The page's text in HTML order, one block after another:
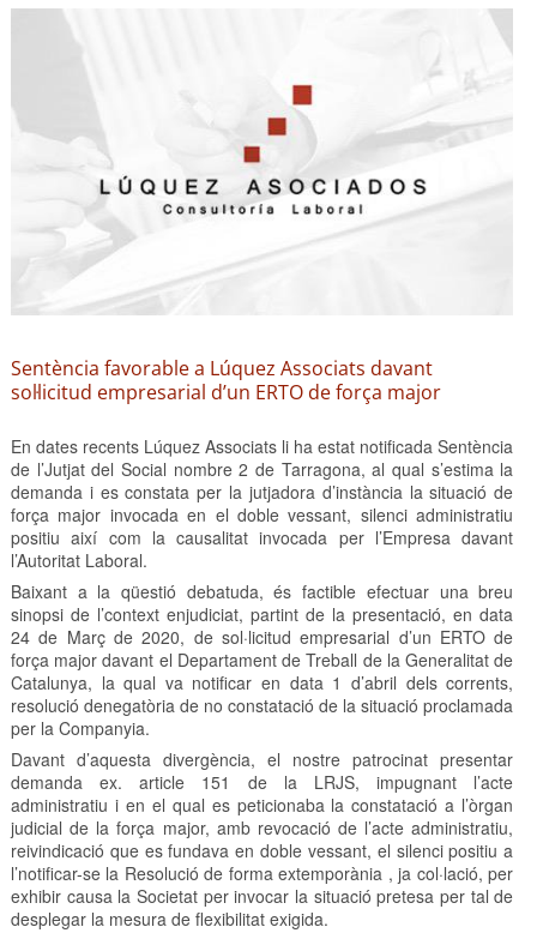
Sentència favorable a Lúquez Associats davant
sol·licitud empresarial d’un ERTO de força major
En dates recents Lúquez Associats li ha estat notificada Sentència
de l’Jutjat del Social nombre 2 de Tarragona, al qual s’estima la
demanda i es constata per la jutjadora d’instància la situació de
força major invocada en el doble vessant, silenci administratiu
positiu així com la causalitat invocada per l’Empresa davant
l’Autoritat Laboral.
Baixant a la qüestió debatuda, és factible efectuar una breu
sinopsi de l’context enjudiciat, partint de la presentació, en data
24 de Març de 2020, de sol·licitud empresarial d’un ERTO de
força major davant el Departament de Treball de la Generalitat de
Catalunya, la qual va notificar en data 1 d’abril dels corrents,
resolució denegatòria de no constatació de la situació proclamada
per la Companyia.
Davant d’aquesta divergència, el nostre patrocinat presentar
demanda ex. article 151 de la LRJS, impugnant l’acte
administratiu i en el qual es peticionaba la constatació a l’òrgan
judicial de la força major, amb revocació de l’acte administratiu,
reivindicació que es fundava en doble vessant, el silenci positiu a
l’notificar-se la Resolució de forma extemporània , ja col·lació, per
exhibir causa la Societat per invocar la situació pretesa per tal de
desplegar la mesura de flexibilitat exigida.